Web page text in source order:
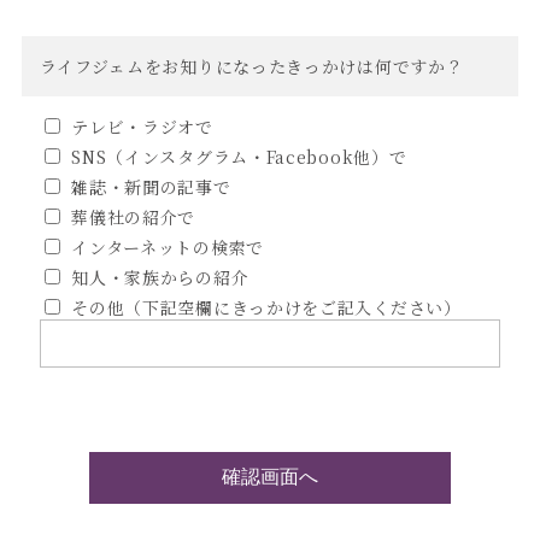
ライフジェムをお知りになったきっかけは何ですか？
テレビ・ラジオで
SNS（インスタグラム・Facebook他）で
雑誌・新聞の記事で
葬儀社の紹介で
インターネットの検索で
知人・家族からの紹介
その他（下記空欄にきっかけをご記入ください）